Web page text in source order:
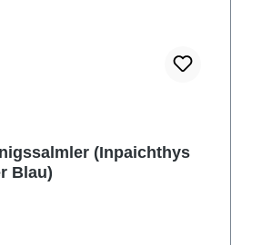
(Inpaichthys
Blau)